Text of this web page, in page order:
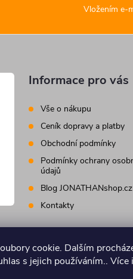
cookie. Dalším
s jejich používáním..
Vložením e-
Informace pro vás
Vše o nákupu
Ceník dopravy a platby
Obchodní podmínky
Podmínky ochrany
údajů
Blog JONATHANshop.cz
Kontakty